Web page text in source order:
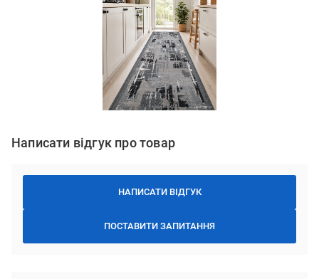
Написати відгук про товар
НАПИСАТИ ВІДГУК
ПОСТАВИТИ ЗАПИТАННЯ